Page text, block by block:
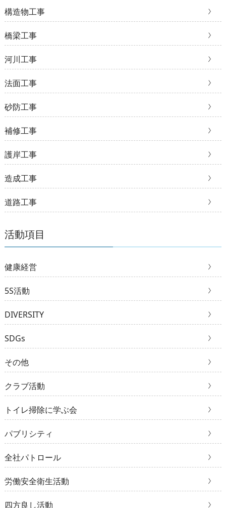
構造物工事
橋梁工事
河川工事
法面工事
砂防工事
補修工事
護岸工事
造成工事
道路工事
活動項目
健康経営
5S活動
DIVERSITY
SDGs
その他
クラブ活動
トイレ掃除に学ぶ会
パブリシティ
全社パトロール
労働安全衛生活動
四方良し活動